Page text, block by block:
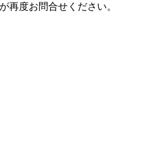
再度お問合せください。